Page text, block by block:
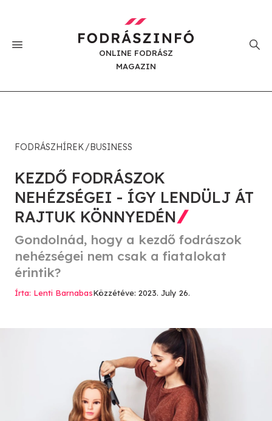
ONLINE FODRÁSZ
MAGAZIN
FODRÁSZHÍREK BUSINESS
KEZDŐ FODRÁSZOK
NEHÉZSÉGEI - ÍGY LENDÜLJ ÁT
RAJTUK KÖNNYEDÉN
Gondolnád, hogy a kezdő fodrászok
nehézségei nem csak a fiatalokat
érintik?
Írta: Lenti BarnabasKözzétéve: 2023. July 26.